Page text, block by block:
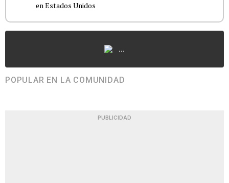
en Estados Unidos
...
POPULAR EN LA COMUNIDAD
PUBLICIDAD